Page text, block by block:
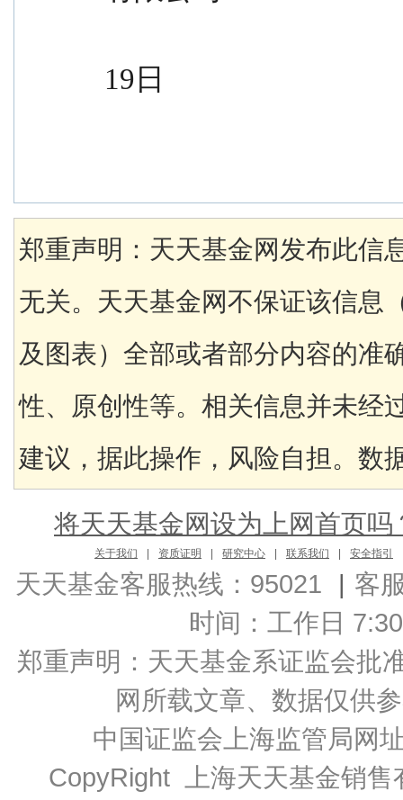
19日
郑重声明：天天基金网发布此信
无关。天天基金网不保证该信息
及图表）全部或者部分内容的准
性、原创性等。相关信息并未经
建议，据此操作，风险自担。数
将天天基金网设为上网首页吗
关于我们 资质证明 研究中心 联系我们 安全指引
天天基金客服热线：95021 | 客
时间：工作日
郑重声明： 天天基金系证监会批
网所载文章、数据仅供
中国证监会上海监管局网
CopyRight 上海天天基金销